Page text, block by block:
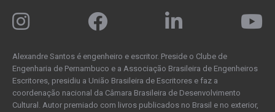
Alexandre Santos é engenheiro e escritor. Preside o Clube de
Engenharia de Pernambuco e a Associação Brasileira de Engenheiros
Escritores, presidiu a União Brasileira de Escritores e faz a
coordenação nacional da Câmara Brasileira de Desenvolvimento
Cultural. Autor premiado com livros publicados no Brasil e no exterior,